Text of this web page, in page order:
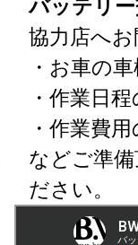
バッテリ
協力店へ
・お車の
・作業日
・作業費
などご準
ださい。